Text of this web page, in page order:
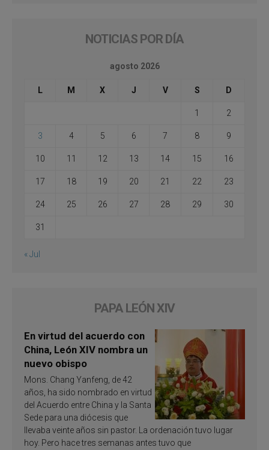
NOTICIAS POR DÍA
agosto 2026
L M X J V S D
1 2
3 4 5 6 7 8 9
10 11 12 13 14 15 16
17 18 19 20 21 22 23
24 25 26 27 28 29 30
31
« Jul
PAPA LEÓN XIV
En virtud del acuerdo con
China, León XIV nombra un
nuevo obispo
Mons. Chang Yanfeng, de 42
años, ha sido nombrado en virtud
del Acuerdo entre China y la Santa
Sede para una diócesis que
llevaba veinte años sin pastor. La ordenación tuvo lugar
hoy. Pero hace tres semanas antes tuvo que